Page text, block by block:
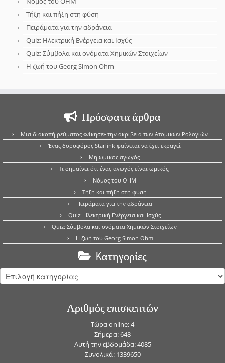
Τήξη και πήξη στη φύση
Πειράματα για την αδράνεια
Quiz: Ηλεκτρική Ενέργεια και Ισχύς
Quiz: Σύμβολα και ονόματα Χημικών Στοιχείων
Η ζωή του Georg Simon Ohm
Πρόσφατα άρθρα
Μια διακοπή ρεύματος «νίκησε» την ακρίβεια των Ατομικών Ρολογιών
Ένας δορυφόρος Starlink φαίνεται να έχει εκραγεί
Μη ωμικός αγωγός
Τι σημαίνει ότι ένας αγωγός είναι ωμικός;
Νόμος του OHM
Τήξη και πήξη στη φύση
Πειράματα για την αδράνεια
Quiz: Ηλεκτρική Ενέργεια και Ισχύς
Quiz: Σύμβολα και ονόματα Χημικών Στοιχείων
Η ζωή του Georg Simon Ohm
Kατηγορίες
Kατηγορίες
Αριθμός επισκεπτών
Τώρα online: 4
Σήμερα: 648
Αυτή την εβδομάδα: 4085
Συνολικά: 1339650